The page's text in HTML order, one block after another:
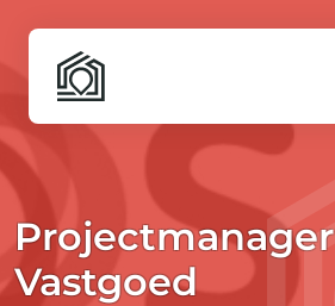
Projectmanager
Vastgoed